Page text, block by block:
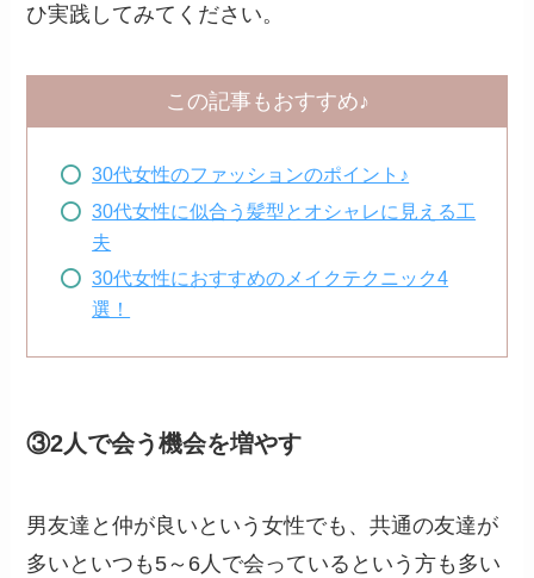
ひ実践してみてください。
この記事もおすすめ♪
30代女性のファッションのポイント♪
30代女性に似合う髪型とオシャレに見える工
夫
30代女性におすすめのメイクテクニック4
選！
③2人で会う機会を増やす
男友達と仲が良いという女性でも、共通の友達が
多いといつも5～6人で会っているという方も多い